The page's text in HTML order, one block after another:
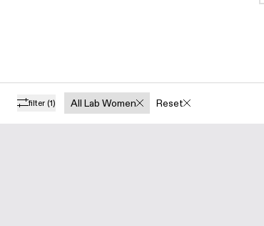
filter (1) All Lab Women Reset